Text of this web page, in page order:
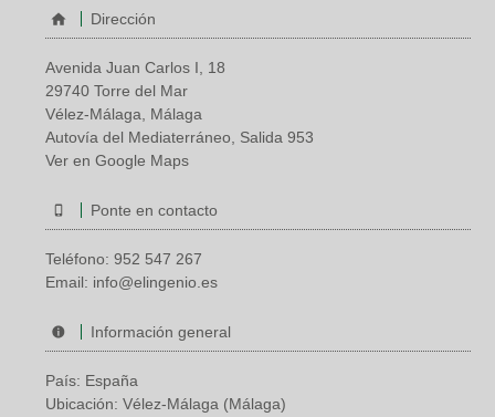
Dirección
Avenida Juan Carlos I, 18
29740 Torre del Mar
Vélez-Málaga, Málaga
Autovía del Mediaterráneo, Salida 953
Ver en Google Maps
Ponte en contacto
Teléfono: 952 547 267
Email: info@elingenio.es
Información general
País: España
Ubicación: Vélez-Málaga (Málaga)